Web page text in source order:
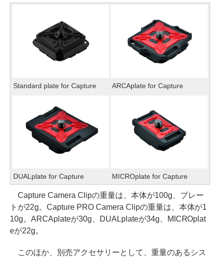
Standard plate for Capture ARCAplate for Capture
DUALplate for Capture MICROplate for Capture
Capture Camera Clipの重量は、本体が100g、プレー
トが22g。Capture PRO Camera Clipの重量は、本体が1
10g。ARCAplateが30g、DUALplateが34g、MICROplat
eが22g。
このほか、別売アクセサリーとして、重量のあるシス